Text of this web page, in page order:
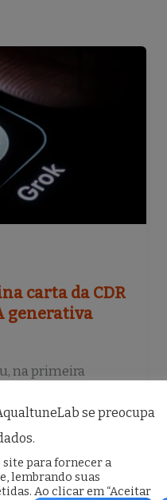
carta da CDR
generativa
na primeira
de
Coalizão Direitos
se preocupa
site para fornecer a
lembrando suas
Ao clicar em “Aceitar